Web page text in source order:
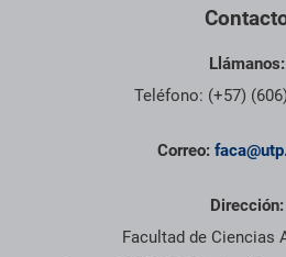
Llámanos:
Teléfono: (+57)
Correo:
Dirección:
Facultad de Ciencias